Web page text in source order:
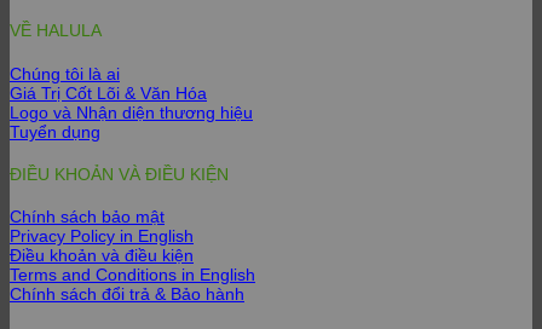
VỀ HALULA
Chúng tôi là ai
Giá Trị Cốt Lõi & Văn Hóa
Logo và Nhận diện thương hiệu
Tuyển dụng
ĐIỀU KHOẢN VÀ ĐIỀU KIỆN
Chính sách bảo mật
Privacy Policy in English
Điều khoản và điều kiện
Terms and Conditions in English
Chính sách đổi trả & Bảo hành